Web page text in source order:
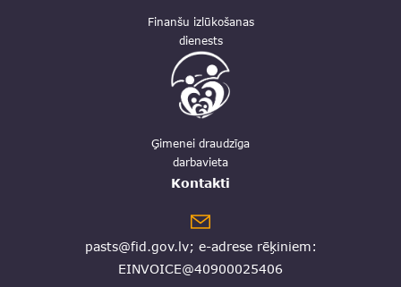
Finanšu izlūkošanas
dienests
Ģimenei draudzīga
darbavieta
Kontakti
pasts@fid.gov.lv; e-adrese rēķiniem:
EINVOICE@40900025406